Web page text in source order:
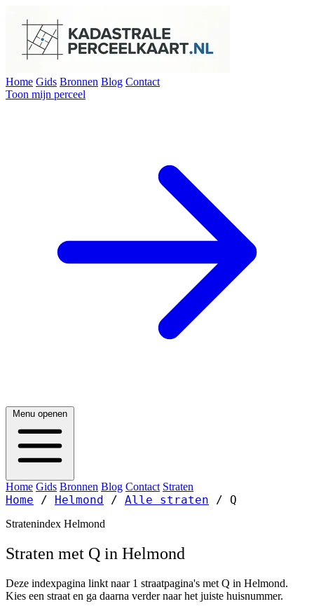
Home Gids Bronnen Blog Contact
Toon mijn perceel
Menu openen
Home Gids Bronnen Blog Contact Straten
Home / Helmond / Alle straten / Q
Stratenindex Helmond
Straten met Q in Helmond
Deze indexpagina linkt naar 1 straatpagina's met Q in Helmond.
Kies een straat en ga daarna verder naar het juiste huisnummer.